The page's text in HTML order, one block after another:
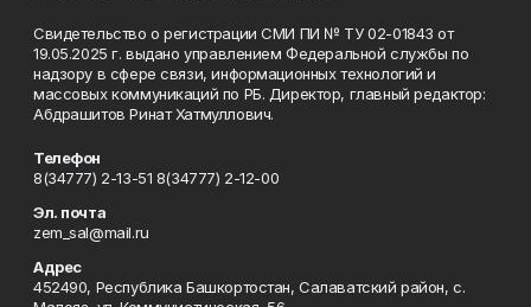
Свидетельство о регистрации СМИ ПИ № ТУ 02-01843 от
19.05.2025 г. выдано управлением Федеральной службы по
надзору в сфере связи, информационных технологий и
массовых коммуникаций по РБ. Директор, главный редактор:
Абдрашитов Ринат Хатмуллович.
Телефон
8(34777) 2-13-51 8(34777) 2-12-00
Эл. почта
zem_sal@mail.ru
Адрес
452490, Республика Башкортостан, Салаватский район, с.